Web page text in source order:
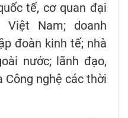
tế, cơ quan đại
Nam; doanh
đoàn kinh tế; nhà
nước; lãnh đạo,
Công nghệ các thời